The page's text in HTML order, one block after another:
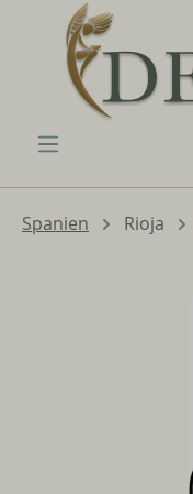
Zum Hauptinhalt
Spanien Rioja